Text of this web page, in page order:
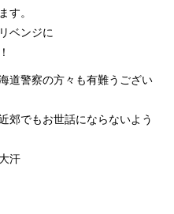
す。
ベンジに
道警察の方々も有難うござい
郊でもお世話にならないよう
汗